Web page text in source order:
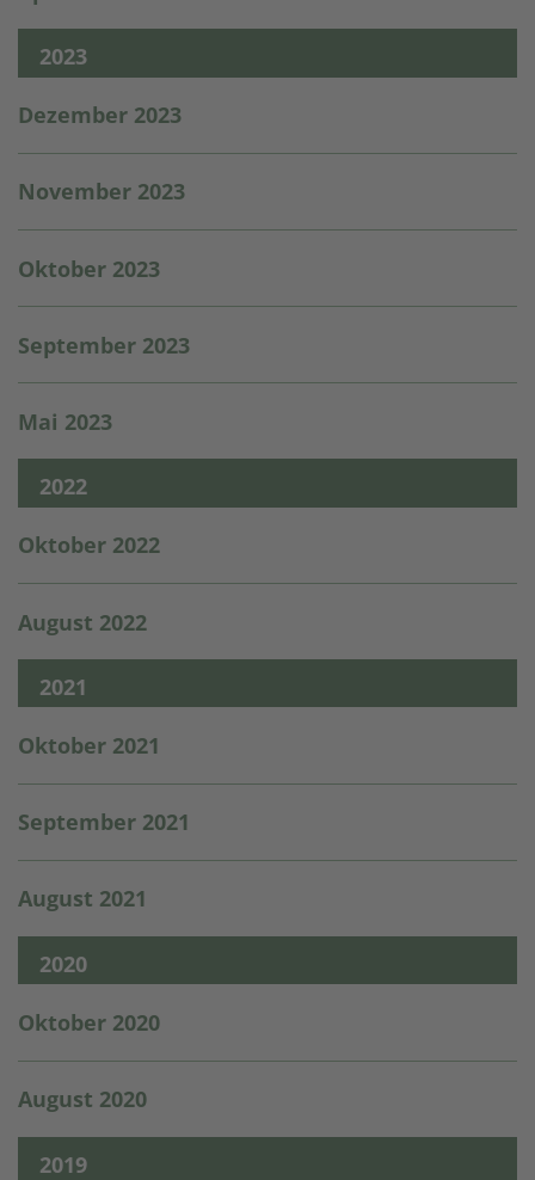
2023
Dezember 2023
November 2023
Oktober 2023
September 2023
Mai 2023
2022
Oktober 2022
August 2022
2021
Oktober 2021
September 2021
August 2021
2020
Oktober 2020
August 2020
2019